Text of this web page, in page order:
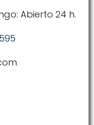
Abierto 24 h.